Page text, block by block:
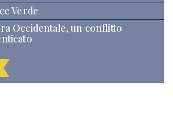
Verde
Occidentale, un conflitto